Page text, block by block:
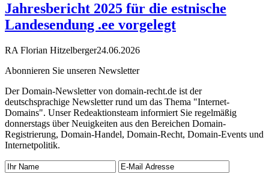
Jahresbericht 2025 für die estnische
Landesendung .ee vorgelegt
RA Florian Hitzelberger24.06.2026
Abonnieren Sie unseren Newsletter
Der Domain-Newsletter von domain-recht.de ist der
deutschsprachige Newsletter rund um das Thema "Internet-
Domains". Unser Redeaktionsteam informiert Sie regelmäßig
donnerstags über Neuigkeiten aus den Bereichen Domain-
Registrierung, Domain-Handel, Domain-Recht, Domain-Events und
Internetpolitik.